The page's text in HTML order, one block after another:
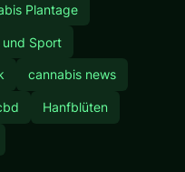
Plantage
und Sport
cannabis news
Hanfblüten